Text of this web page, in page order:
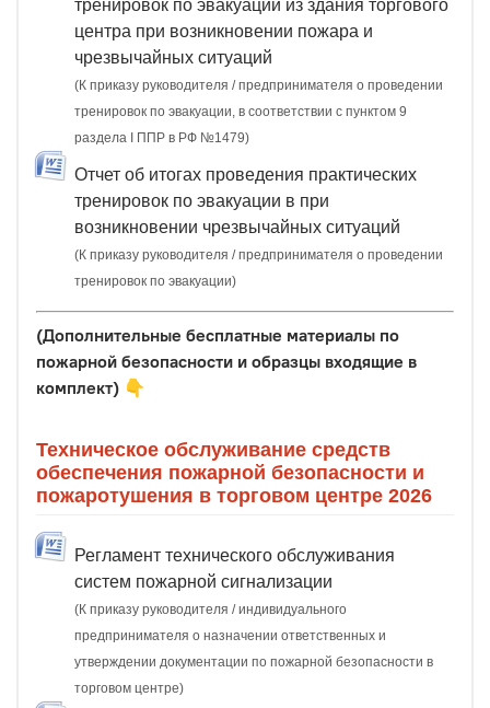
тренировок по эвакуации из здания торгового
центра при возникновении пожара и
чрезвычайных ситуаций
(К приказу руководителя / предпринимателя о проведении
тренировок по эвакуации, в соответствии с пунктом 9
раздела I ППР в РФ №1479)
Отчет об итогах проведения практических
тренировок по эвакуации в при
возникновении чрезвычайных ситуаций
(К приказу руководителя / предпринимателя о проведении
тренировок по эвакуации)
(Дополнительные бесплатные материалы по
пожарной безопасности и образцы входящие в
комплект) 👇
Техническое обслуживание средств
обеспечения пожарной безопасности и
пожаротушения в торговом центре 2026
Регламент технического обслуживания
систем пожарной сигнализации
(К приказу руководителя / индивидуального
предпринимателя о назначении ответственных и
утверждении документации по пожарной безопасности в
торговом центре)